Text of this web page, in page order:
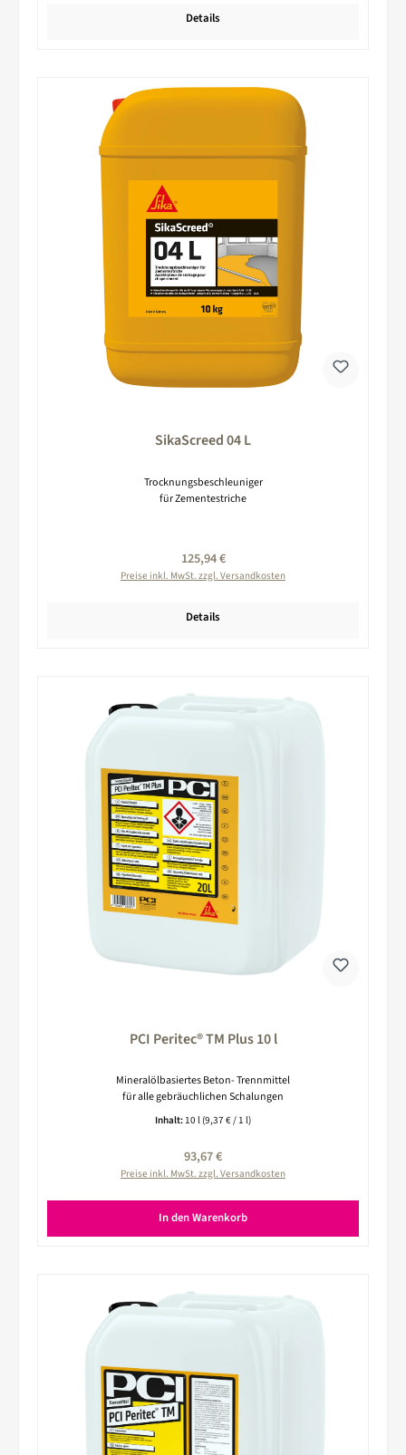
Details
SikaScreed 04 L
Trocknungsbeschleuniger
für Zementestriche
Regulärer Preis:
125,94 €
Preise inkl. MwSt. zzgl. Versandkosten
Details
PCI Peritec® TM Plus 10 l
Mineralölbasiertes Beton- Trennmittel
für alle gebräuchlichen Schalungen
Inhalt: 10 l (9,37 € / 1 l)
Regulärer Preis:
93,67 €
Preise inkl. MwSt. zzgl. Versandkosten
In den Warenkorb